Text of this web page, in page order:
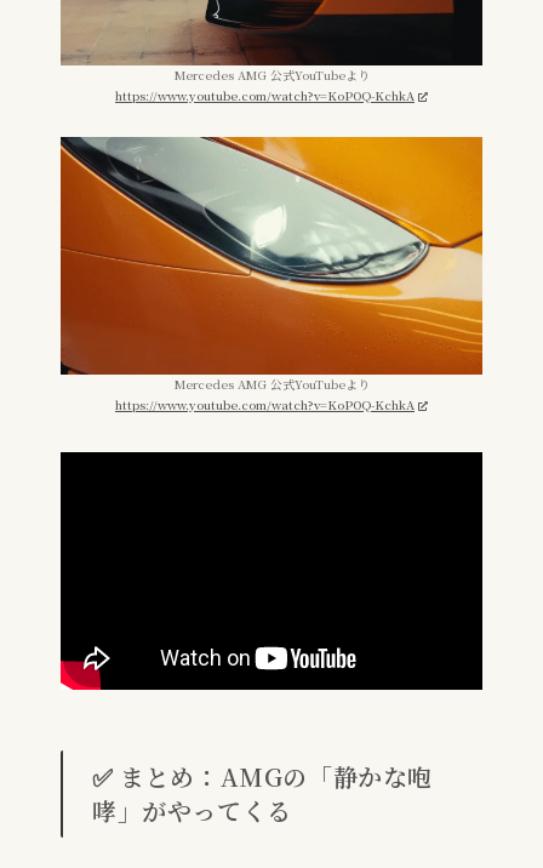
Mercedes AMG 公式YouTubeより
https://www.youtube.com/watch?v=KoPOQ-KchkA
Mercedes AMG 公式YouTubeより
https://www.youtube.com/watch?v=KoPOQ-KchkA
✅ まとめ：AMGの「静かな咆
哮」がやってくる